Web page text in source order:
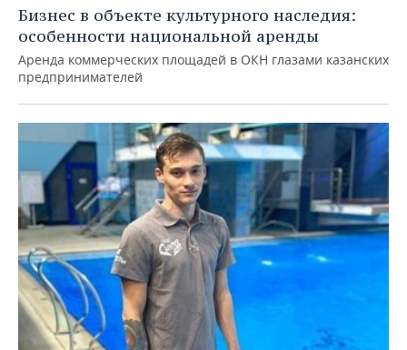
Бизнес в объекте культурного наследия:
особенности национальной аренды
Аренда коммерческих площадей в ОКН глазами казанских
предпринимателей